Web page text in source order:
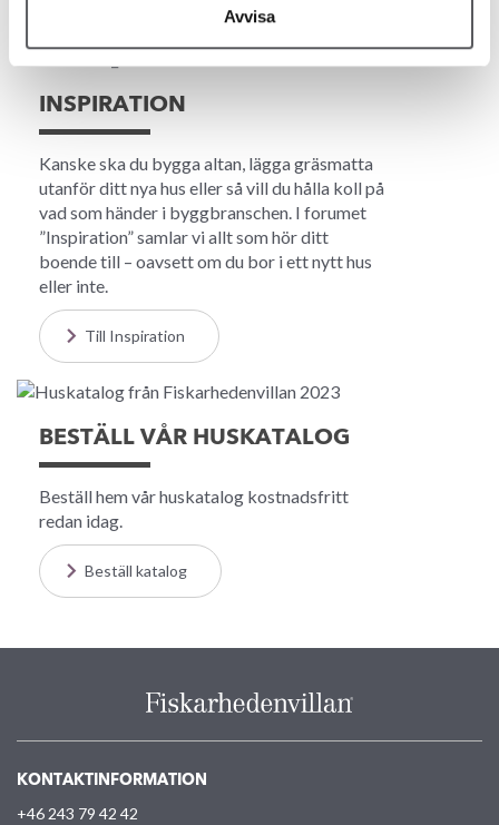
Avvisa
INSPIRATION
Kanske ska du bygga altan, lägga gräsmatta
utanför ditt nya hus eller så vill du hålla koll på
vad som händer i byggbranschen. I forumet
”Inspiration” samlar vi allt som hör ditt
boende till – oavsett om du bor i ett nytt hus
eller inte.
Till Inspiration
BESTÄLL VÅR HUSKATALOG
Beställ hem vår huskatalog kostnadsfritt
redan idag.
Beställ katalog
KONTAKTINFORMATION
+46 243 79 42 42